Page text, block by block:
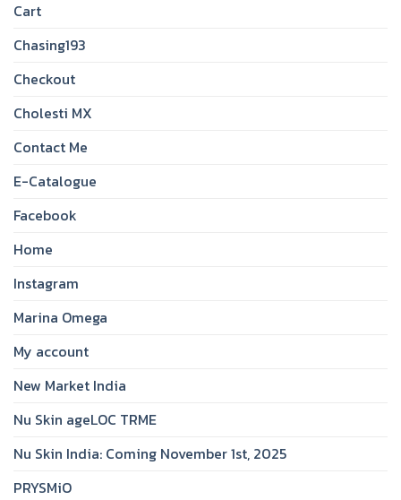
Cart
Chasing193
Checkout
Cholesti MX
Contact Me
E-Catalogue
Facebook
Home
Instagram
Marina Omega
My account
New Market India
Nu Skin ageLOC TRME
Nu Skin India: Coming November 1st, 2025
PRYSMiO